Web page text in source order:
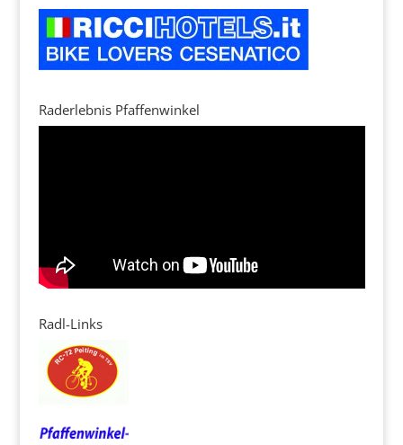
Raderlebnis Pfaffenwinkel
Radl-Links